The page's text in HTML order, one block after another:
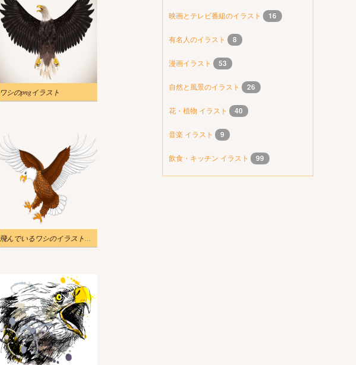
ワシのpngイラスト
飛んでいるワシのイラスト透明 2
映画とテレビ番組のイラスト 16
有名人のイラスト 8
漫画イラスト 53
自然と風景のイラスト 26
花・植物 イラスト 40
音楽 イラスト 9
飲食・キッチン イラスト 99